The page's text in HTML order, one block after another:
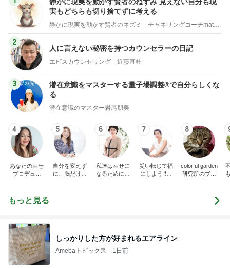
静かに現実を動かす賢者のねずみ 見えない自分も現
実もどちらも切り捨てずに考える
静かに現実を動かす賢者のネズミ チャネリングコーチmatsuko
2
人に言えない秘密を持つカウンセラーの日記
エビスカウンセリング 近藤直杜
3
潜在意識をマスターする量子場調整®で自分らしくな
る
潜在意識のマスター岩尾朋美
4
あなたの幸せ
プロデュー
あうの？」あ
なたの人に言
の人生を再生
しませんか？
5
自分を変えず
に、脳だけ変
6
私達は幸せに
なるために生
くブログで
す。
7
災い転じて福
にしよう ❗️心
8
colorful garden
研究所のブロ
もっと見る
しっかりした方が好まれるエアライン
Amebaトピックス 1日前